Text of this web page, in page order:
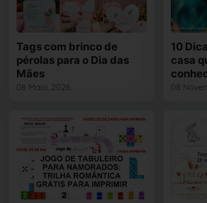
Tags com brinco de
pérolas para o Dia das
Mães
08 Maio, 2026
10
casa
08